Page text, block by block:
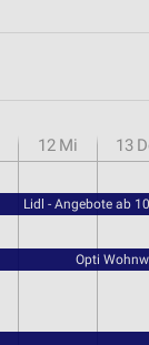
12 Mi 13
Lidl - Angebote ab
Opti